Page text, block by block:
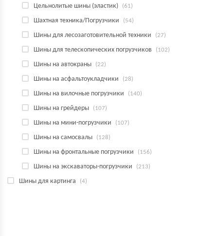
Цельнолитые шины (эластик) (61)
Шахтная техника/Погрузчики (54)
Шины для лесозаготовительной техники (27)
Шины для телескопических погрузчиков (102)
Шины на автокраны (22)
Шины на асфальтоукладчики (28)
Шины на вилочные погрузчики (140)
Шины на грейдеры (107)
Шины на мини-погрузчики (107)
Шины на самосвалы (128)
Шины на фронтальные погрузчики (156)
Шины на экскаваторы-погрузчики (213)
Шины для картинга (4)